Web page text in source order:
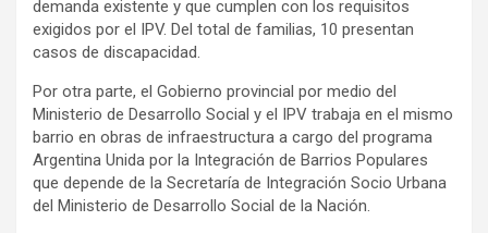
demanda existente y que cumplen con los requisitos
exigidos por el IPV. Del total de familias, 10 presentan
casos de discapacidad.
Por otra parte, el Gobierno provincial por medio del
Ministerio de Desarrollo Social y el IPV trabaja en el mismo
barrio en obras de infraestructura a cargo del programa
Argentina Unida por la Integración de Barrios Populares
que depende de la Secretaría de Integración Socio Urbana
del Ministerio de Desarrollo Social de la Nación.